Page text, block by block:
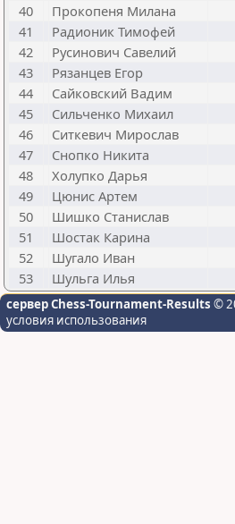
40
Прокопеня Милана
41
Радионик Тимофей
42
Русинович Савелий
43
Рязанцев Егор
44
Сайковский Вадим
45
Сильченко Михаил
46
Ситкевич Мирослав
47
Снопко Никита
48
Холупко Дарья
49
Цюнис Артем
50
Шишко Станислав
51
Шостак Карина
52
Шугало Иван
53
Шульга Илья
сервер Chess-Tournament-Results ©
условия использования